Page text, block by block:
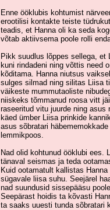
Enne ööklubis kohtumist
erootilisi kontakte teiste
teadis, et Hanna oli ka seda
võtab aktiivsema poole rolli
Pikk suudlus lõppes sellega, et
kuni rindadeni ning võttis need
kõditama. Hanna niutsus
sulges silmad ning silitas Liisa
väikeste mummutaoliste
niiskeks tõmmanud roosa vitt
raseeritud vitu juurde ning
käed ümber Liisa prinkide
asus sõbratari
lemmikpoos.
Nad olid kohtunud ööklubi ees.
tänaval seismas ja teda
Kuid ootamatult kallistas
sügavale liisa suhu. Seejärel
nad suundusid sissepääsu
Seepärast hoidis ta kõvasti
ta saaks uuesti tunda sõbratari